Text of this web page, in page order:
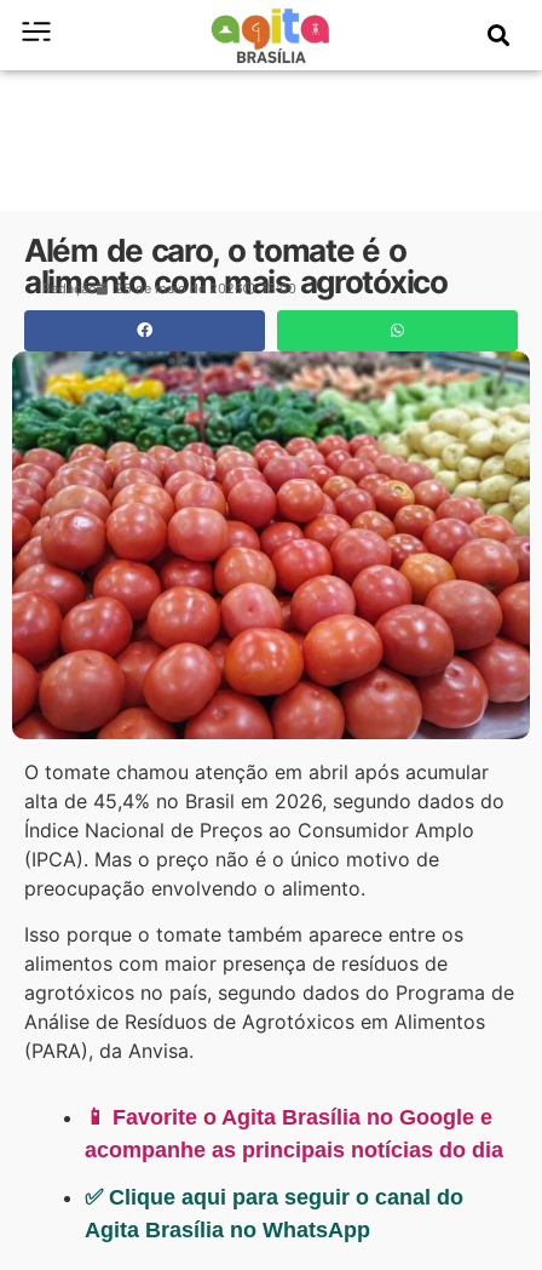
Além de caro, o tomate é o
alimento com mais agrotóxico
Redação 25 de maio de 2026 13:00
O tomate chamou atenção em abril após acumular
alta de 45,4% no Brasil em 2026, segundo dados do
Índice Nacional de Preços ao Consumidor Amplo
(IPCA). Mas o preço não é o único motivo de
preocupação envolvendo o alimento.
Isso porque o tomate também aparece entre os
alimentos com maior presença de resíduos de
agrotóxicos no país, segundo dados do Programa de
Análise de Resíduos de Agrotóxicos em Alimentos
(PARA), da Anvisa.
📱 Favorite o Agita Brasília no Google e
acompanhe as principais notícias do dia
✅ Clique aqui para seguir o canal do
Agita Brasília no WhatsApp